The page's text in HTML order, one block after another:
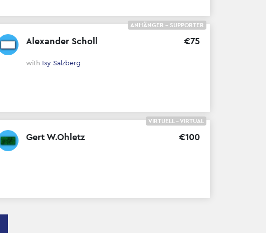
Alexander Scholl €75
with Isy Salzberg
ANHÄNGER - SUPPORTER
Gert W.Ohletz €100
VIRTUELL - VIRTUAL